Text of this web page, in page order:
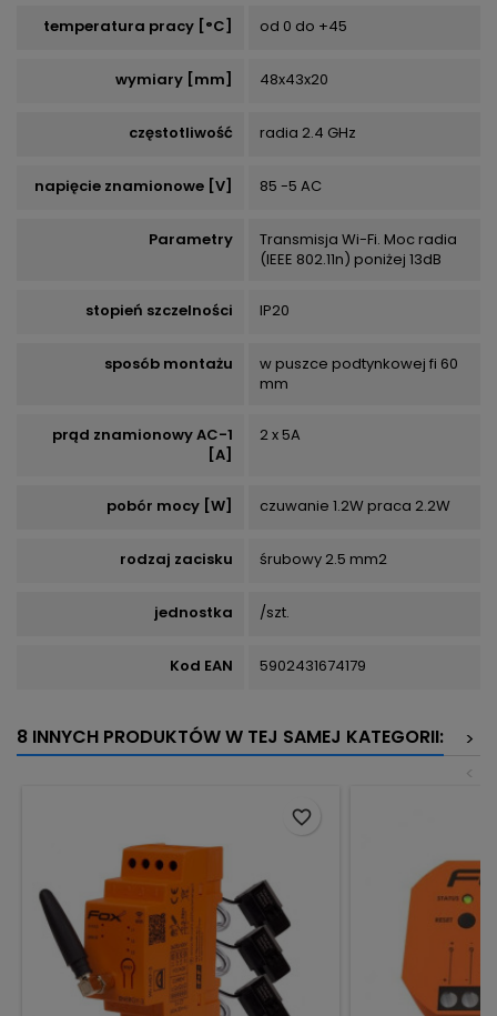
temperatura pracy [°C] od 0 do +45
wymiary [mm] 48x43x20
częstotliwość radia 2.4 GHz
napięcie znamionowe [V] 85 -5 AC
Parametry
Transmisja Wi-Fi. Moc radia
(IEEE 802.11n) poniżej 13dB
stopień szczelności IP20
sposób montażu
w puszce podtynkowej fi 60
mm
prąd znamionowy AC-1
[A]
2 x 5A
pobór mocy [W] czuwanie 1.2W praca 2.2W
rodzaj zacisku śrubowy 2.5 mm2
jednostka /szt.
Kod EAN 5902431674179
8 INNYCH PRODUKTÓW W TEJ SAMEJ KATEGORII:
>
<
favorite_border